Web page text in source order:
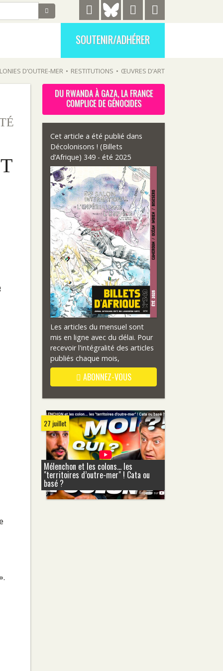
SOUTENIR/ADHÉRER
D’OUTRE-MER • RESTITUTIONS • ŒUVRES D’ART
».
DU RWANDA À GAZA, LA FRANCE
COMPLICE DE GÉNOCIDES
Cet article a été publié dans
Décolonisons ! (Billets
d’Afrique) 349 - été 2025
Les articles du mensuel sont
mis en ligne avec du délai. Pour
recevoir l'intégralité des articles
publiés chaque mois,
ABONNEZ-VOUS
27 juillet
Mélenchon et les colons... les
"territoires d’outre-mer" ! Cata ou
basé ?